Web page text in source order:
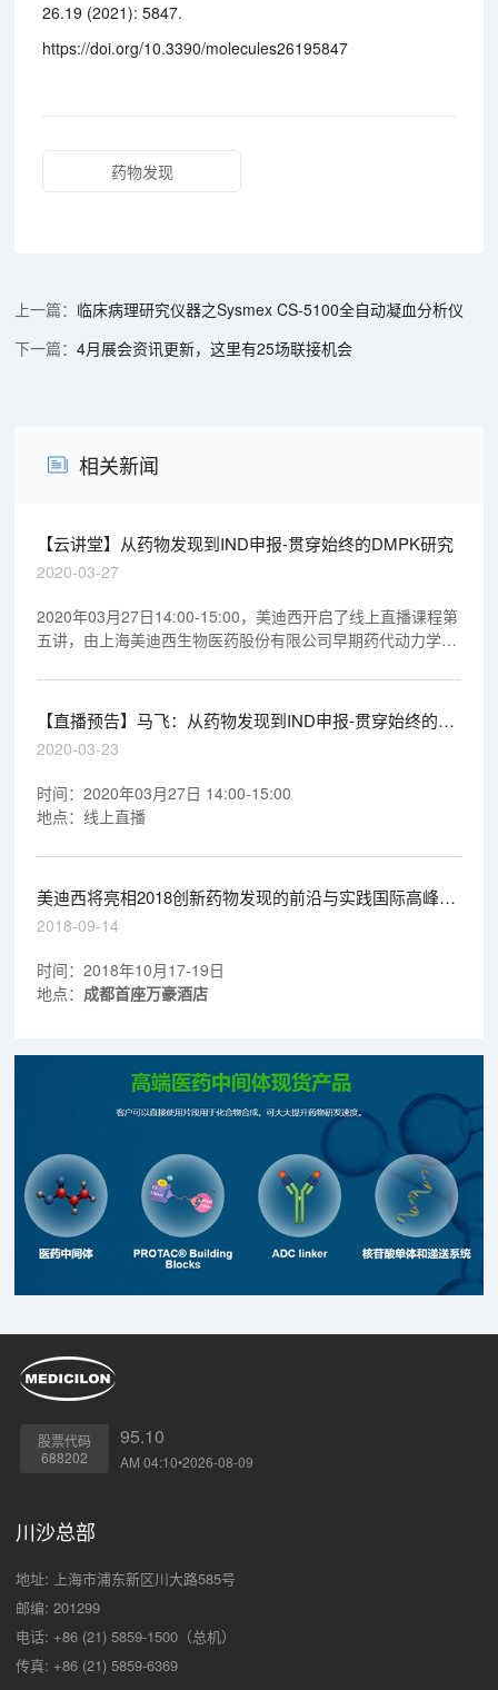
26.19 (2021): 5847.
https://doi.org/10.3390/molecules26195847
药物发现
临床病理研究仪器之Sysmex CS-5100全自动凝血分析仪
4月展会资讯更新，这里有25场联接机会
相关新闻
【云讲堂】从药物发现到IND申报-贯穿始终的DMPK研究
2020-03-27
2020年03月27日14:00-15:00，美迪西开启了线上直播课程第
五讲，由上海美迪西生物医药股份有限公司早期药代动力学室
终的DMPK研究》，欢迎观看回放视频。
【直播预告】马飞：从药物发现到IND申报-贯穿始终的
DMPK研究
2020-03-23
时间：2020年03月27日 14:00-15:00
地点：线上直播
美迪西将亮相2018创新药物发现的前沿与实践国际高峰论
坛
2018-09-14
时间：2018年10月17-19日
地点： 成都首座万豪酒店
股票代码
688202
95.10
AM 04:10•2026-08-09
川沙总部
地址: 上海市浦东新区川大路585号
邮编: 201299
电话: +86 (21) 5859-1500（总机）
传真: +86 (21) 5859-6369